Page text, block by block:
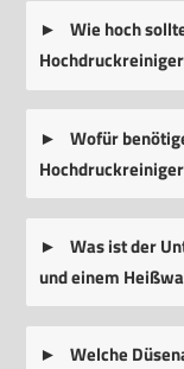
Wie hoch
Wofür
Was ist der
und einem
Welche